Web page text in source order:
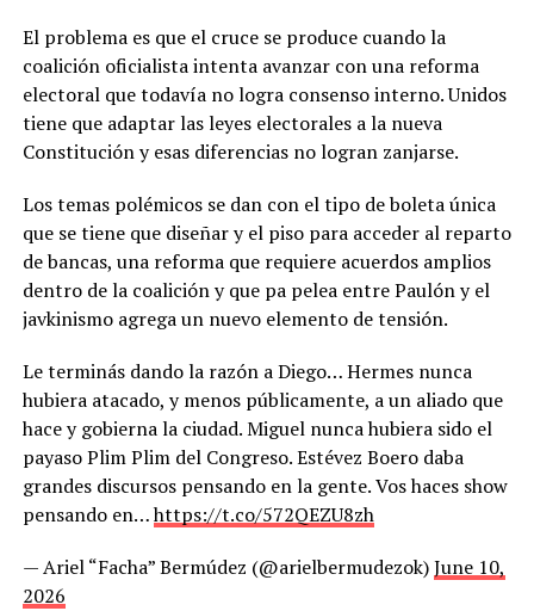
El problema es que el cruce se produce cuando la
coalición oficialista intenta avanzar con una reforma
electoral que todavía no logra consenso interno. Unidos
tiene que adaptar las leyes electorales a la nueva
Constitución y esas diferencias no logran zanjarse.
Los temas polémicos se dan con el tipo de boleta única
que se tiene que diseñar y el piso para acceder al reparto
de bancas, una reforma que requiere acuerdos amplios
dentro de la coalición y que pa pelea entre Paulón y el
javkinismo agrega un nuevo elemento de tensión.
Le terminás dando la razón a Diego… Hermes nunca
hubiera atacado, y menos públicamente, a un aliado que
hace y gobierna la ciudad. Miguel nunca hubiera sido el
payaso Plim Plim del Congreso. Estévez Boero daba
grandes discursos pensando en la gente. Vos haces show
pensando en…https://t.co/572QEZU8zh
— Ariel “Facha” Bermúdez (@arielbermudezok)June 10,
2026